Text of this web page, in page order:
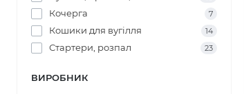
Кочерга 7
Кошики для вугілля 14
Стартери, розпал 23
ВИРОБНИК